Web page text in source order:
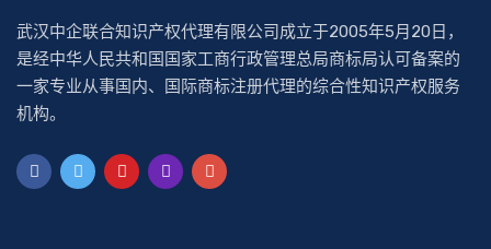
武汉中企联合知识产权代理有限公司成立于2005年5月20日，
是经中华人民共和国国家工商行政管理总局商标局认可备案的
一家专业从事国内、国际商标注册代理的综合性知识产权服务
机构。